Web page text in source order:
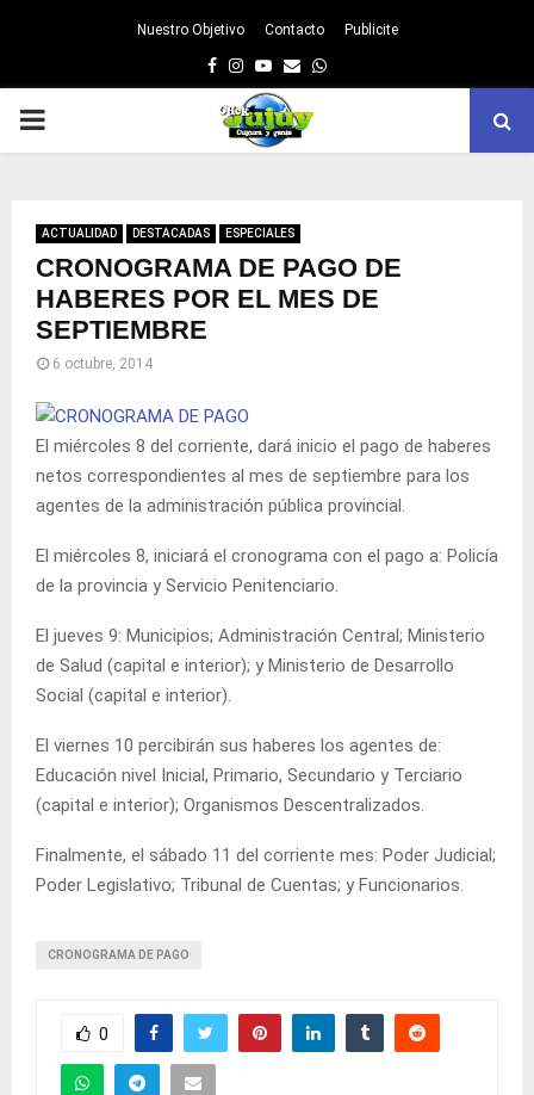
Nuestro Objetivo Contacto Publicite
Facebook
Instagram
Youtube
EmailWhatsapp
PRIMARY
ACTUALIDAD DESTACADAS ESPECIALES
CRONOGRAMA DE PAGO DE
HABERES POR EL MES DE
SEPTIEMBRE
6 octubre, 2014
El miércoles 8 del corriente, dará inicio el pago de haberes
netos correspondientes al mes de septiembre para los
agentes de la administración pública provincial.
El miércoles 8, iniciará el cronograma con el pago a: Policía
de la provincia y Servicio Penitenciario.
El jueves 9: Municipios; Administración Central; Ministerio
de Salud (capital e interior); y Ministerio de Desarrollo
Social (capital e interior).
El viernes 10 percibirán sus haberes los agentes de:
Educación nivel Inicial, Primario, Secundario y Terciario
(capital e interior); Organismos Descentralizados.
Finalmente, el sábado 11 del corriente mes: Poder Judicial;
Poder Legislativo; Tribunal de Cuentas; y Funcionarios.
CRONOGRAMA DE PAGO
0